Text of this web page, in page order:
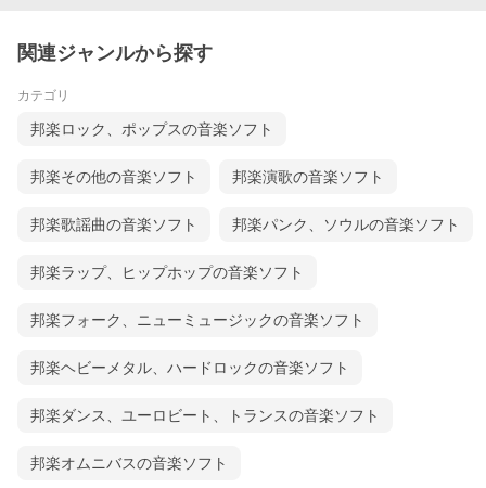
関連ジャンルから探す
カテゴリ
邦楽ロック、ポップスの音楽ソフト
邦楽その他の音楽ソフト 邦楽演歌の音楽ソフト
邦楽歌謡曲の音楽ソフト 邦楽パンク、ソウルの音楽ソフト
邦楽ラップ、ヒップホップの音楽ソフト
邦楽フォーク、ニューミュージックの音楽ソフト
邦楽ヘビーメタル、ハードロックの音楽ソフト
邦楽ダンス、ユーロビート、トランスの音楽ソフト
邦楽オムニバスの音楽ソフト